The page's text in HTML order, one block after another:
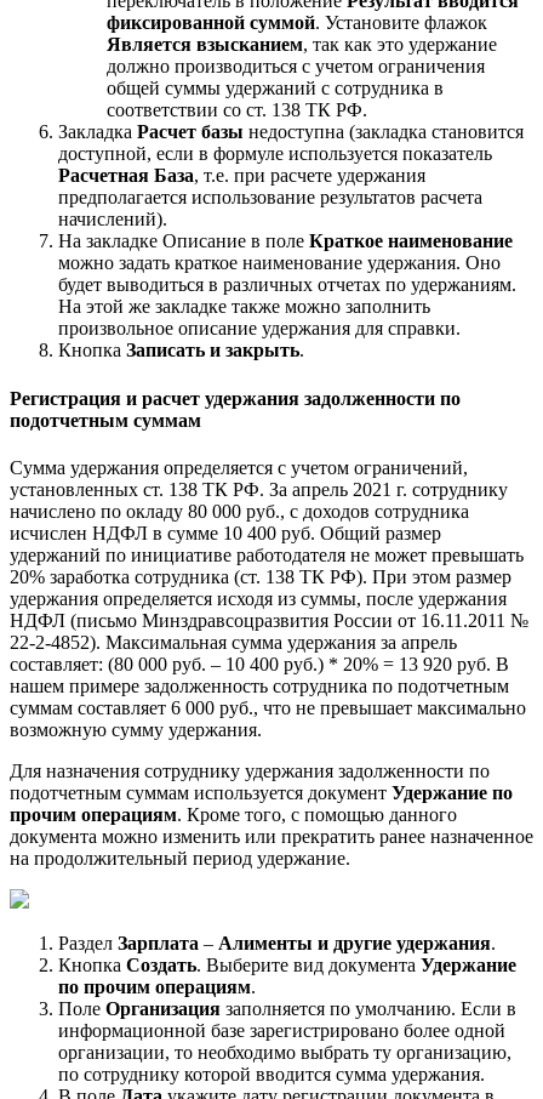
фиксированной суммой. Установите флажок
Является взысканием, так как это удержание
должно производиться с учетом ограничения
общей суммы удержаний с сотрудника в
соответствии со ст. 138 ТК РФ.
Закладка Расчет базы недоступна (закладка становится
доступной, если в формуле используется показатель
Расчетная База, т.е. при расчете удержания
предполагается использование результатов расчета
начислений).
На закладке Описание в поле Краткое наименование
можно задать краткое наименование удержания. Оно
будет выводиться в различных отчетах по удержаниям.
На этой же закладке также можно заполнить
произвольное описание удержания для справки.
Кнопка Записать и закрыть.
Регистрация и расчет удержания задолженности по
подотчетным суммам
Сумма удержания определяется с учетом ограничений,
установленных ст. 138 ТК РФ. За апрель 2021 г. сотруднику
начислено по окладу 80 000 руб., с доходов сотрудника
исчислен НДФЛ в сумме 10 400 руб. Общий размер
удержаний по инициативе работодателя не может превышать
20% заработка сотрудника (ст. 138 ТК РФ). При этом размер
удержания определяется исходя из суммы, после удержания
НДФЛ (письмо Минздравсоцразвития России от 16.11.2011 №
22-2-4852). Максимальная сумма удержания за апрель
составляет: (80 000 руб. – 10 400 руб.) * 20% = 13 920 руб. В
нашем примере задолженность сотрудника по подотчетным
суммам составляет 6 000 руб., что не превышает максимально
возможную сумму удержания.
Для назначения сотруднику удержания задолженности по
подотчетным суммам используется документ Удержание по
прочим операциям. Кроме того, с помощью данного
документа можно изменить или прекратить ранее назначенное
на продолжительный период удержание.
Раздел Зарплата – Алименты и другие удержания.
Кнопка Создать. Выберите вид документа Удержание
по прочим операциям.
Поле Организация заполняется по умолчанию. Если в
информационной базе зарегистрировано более одной
организации, то необходимо выбрать ту организацию,
по сотруднику которой вводится сумма удержания.